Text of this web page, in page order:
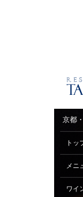
京都
トッ
メニ
ワイ